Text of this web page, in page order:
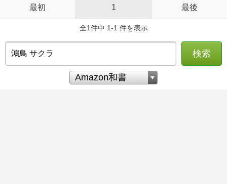
最初 1 最後
全1件中 1-1 件を表示
検索